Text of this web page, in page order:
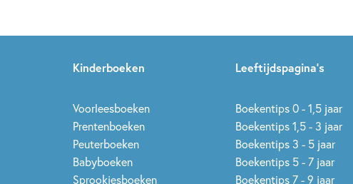
Kinderboeken
Voorleesboeken
Prentenboeken
Peuterboeken
Babyboeken
Sprookjesboeken
Leeftijdspagina’s
Boekentips 0 - 1,5 jaar
Boekentips 1,5 - 3 jaar
Boekentips 3 - 5 jaar
Boekentips 5 - 7 jaar
Boekentips 7 - 9 jaar